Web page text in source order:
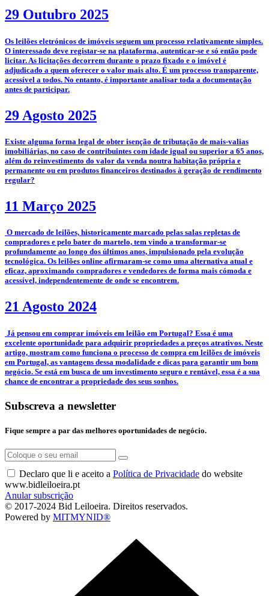
29 Outubro 2025
­­Os leilões eletrónicos de imóveis seguem um processo relativamente simples.
O interessado deve registar-se na plataforma, autenticar-se e só então pode
licitar. As licitações decorrem durante o prazo fixado e o imóvel é
adjudicado a quem oferecer o valor mais alto. É um processo transparente,
acessível a todos. No entanto, é importante analisar toda a documentação
antes de participar.
29 Agosto 2025
­Existe alguma forma legal de obter isenção de tributação de mais-valias
imobiliárias, no caso de contribuintes com idade igual ou superior a 65 anos,
além do reinvestimento do valor da venda noutra habitação própria e
permanente ou em produtos financeiros destinados à geração de rendimento
regular?
11 Março 2025
­­­­ O mercado de leilões, historicamente marcado pelas salas repletas de
compradores e pelo bater do martelo, tem vindo a transformar-se
profundamente ao longo dos últimos anos, impulsionado pela evolução
tecnológica. Os leilões online afirmaram-se como uma alternativa atual e
eficaz, aproximando compradores e vendedores de forma mais cómoda e
acessível, independentemente de onde se encontrem.
21 Agosto 2024
­ Já pensou em comprar imóveis em leilão em Portugal? Essa é uma
excelente oportunidade para adquirir propriedades a preços atrativos. Neste
artigo, mostram como funciona o processo de compra em leilões de imóveis
em Portugal, as vantagens dessa modalidade e dicas para garantir um bom
negócio. Se está em busca de um investimento seguro e rentável, essa é a sua
chance de encontrar a propriedade dos seus sonhos.
Subscreva a newsletter
Fique sempre a par das melhores oportunidades de negócio.
Declaro que li e aceito a Política de Privacidade do website
www.bidleiloeira.pt
Anular subscrição
© 2017-2024 Bid Leiloeira. Direitos reservados.
Powered by MITMYNID®